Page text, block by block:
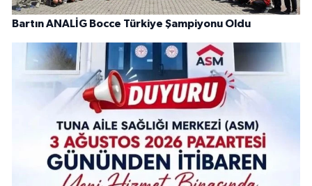
Bartın ANALİG Bocce Türkiye Şampiyonu Oldu